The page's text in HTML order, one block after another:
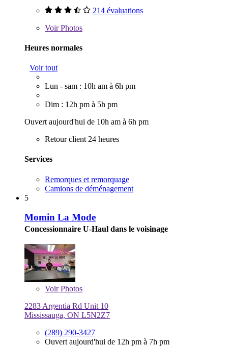
214 évaluations
VoirPhotos
Heures normales
Voir tout
Lun - sam : 10h am à 6h pm
Dim : 12h pm à 5h pm
Ouvert aujourd'hui de 10h am à 6h pm
Retour client 24 heures
Services
Remorques et remorquage
Camions de déménagement
5
Momin La Mode
Concessionnaire U-Haul dans le voisinage
VoirPhotos
2283 Argentia Rd Unit 10
Mississauga, ON L5N2Z7
(289) 290-3427
Ouvert aujourd'hui de 12h pm à 7h pm